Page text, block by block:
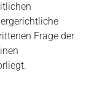
Frage der